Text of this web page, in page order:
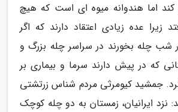
اما هندوانه میوه ای است که هیچ
زیرا عده زیادی اعتقاد دارند که اگر
شب چله بخورند در سراسر چله بزرگ و
که در پیش دارند سرما و بیماری بر
جمشید کیومرثی مردم شناس زرتشتی
نزد ایرانیان، زمستان به دو چله کوچک